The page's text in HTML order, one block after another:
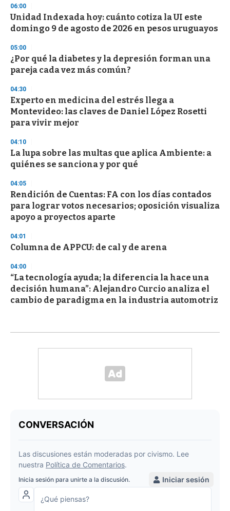
s
e
c
o
d
06:00
Unidad Indexada hoy: cuánto cotiza la UI este
domingo 9 de agosto de 2026 en pesos uruguayos
05:00
¿Por qué la diabetes y la depresión forman una
pareja cada vez más común?
04:30
Experto en medicina del estrés llega a
Montevideo: las claves de Daniel López Rosetti
para vivir mejor
04:10
La lupa sobre las multas que aplica Ambiente: a
quiénes se sanciona y por qué
04:05
Rendición de Cuentas: FA con los días contados
para lograr votos necesarios; oposición visualiza
apoyo a proyectos aparte
04:01
Columna de APPCU: de cal y de arena
04:00
“La tecnología ayuda; la diferencia la hace una
decisión humana”: Alejandro Curcio analiza el
cambio de paradigma en la industria automotriz